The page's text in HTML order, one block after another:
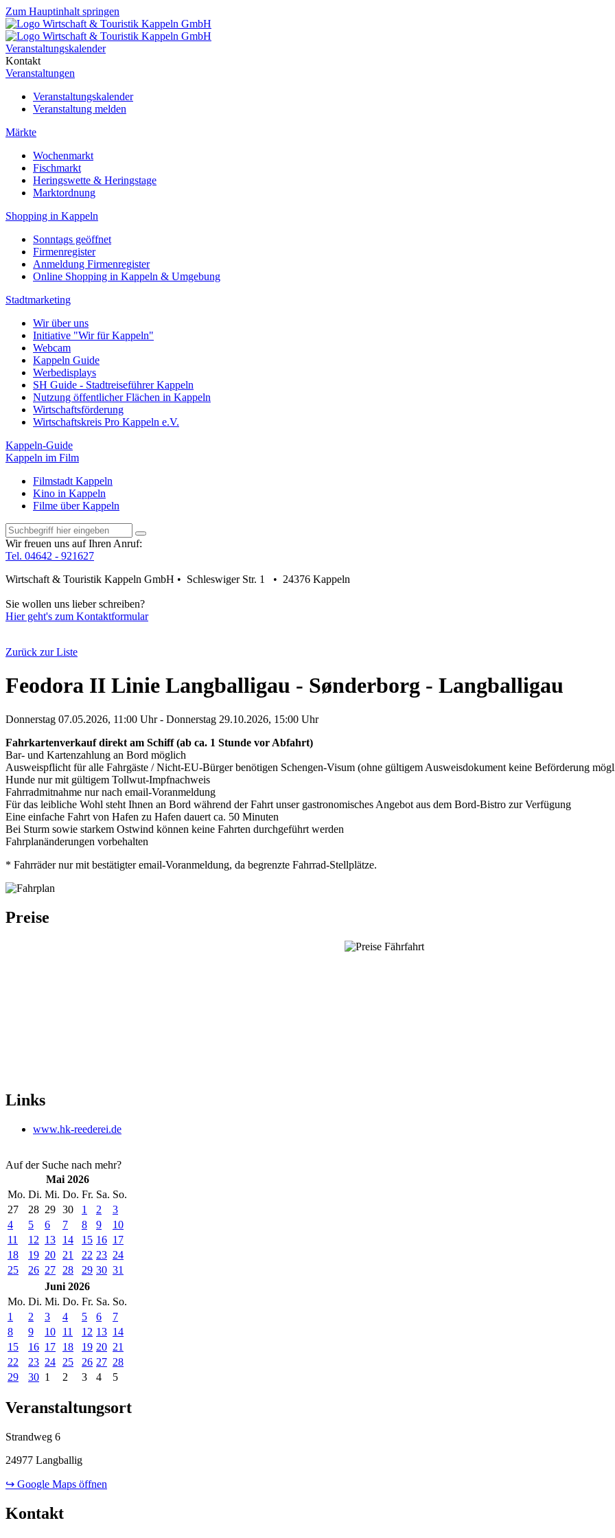
Zum Hauptinhalt springen
Veranstaltungskalender
Kontakt
Veranstaltungen
Veranstaltungskalender
Veranstaltung melden
Märkte
Wochenmarkt
Fischmarkt
Heringswette & Heringstage
Marktordnung
Shopping in Kappeln
Sonntags geöffnet
Firmenregister
Anmeldung Firmenregister
Online Shopping in Kappeln & Umgebung
Stadtmarketing
Wir über uns
Initiative "Wir für Kappeln"
Webcam
Kappeln Guide
Werbedisplays
SH Guide - Stadtreiseführer Kappeln
Nutzung öffentlicher Flächen in Kappeln
Wirtschaftsförderung
Wirtschaftskreis Pro Kappeln e.V.
Kappeln-Guide
Kappeln im Film
Filmstadt Kappeln
Kino in Kappeln
Filme über Kappeln
Wir freuen uns auf Ihren Anruf:
Tel. 04642 - 921627
Wirtschaft & Touristik Kappeln GmbH • Schleswiger Str. 1 • 24376 Kappeln
Sie wollen uns lieber schreiben?
Hier geht's zum Kontaktformular
Zurück zur Liste
Feodora II Linie Langballigau - Sønderborg - Langballigau
Donnerstag 07.05.2026, 11:00 Uhr - Donnerstag 29.10.2026, 15:00 Uhr
Fahrkartenverkauf direkt am Schiff (ab ca. 1 Stunde vor Abfahrt)
Bar- und Kartenzahlung an Bord möglich
Ausweispflicht für alle Fahrgäste / Nicht-EU-Bürger benötigen Schengen-Visum (ohne gültigem Ausweisdokument keine Beförderung
Hunde nur mit gültigem Tollwut-Impfnachweis
Fahrradmitnahme nur nach email-Voranmeldung
Für das leibliche Wohl steht Ihnen an Bord während der Fahrt unser gastronomisches Angebot aus dem Bord-Bistro zur Verfügung
Eine einfache Fahrt von Hafen zu Hafen dauert ca. 50 Minuten
Bei Sturm sowie starkem Ostwind können keine Fahrten durchgeführt werden
Fahrplanänderungen vorbehalten
* Fahrräder nur mit bestätigter email-Voranmeldung, da begrenzte Fahrrad-Stellplätze.
Preise
Links
www.hk-reederei.de
Auf der Suche nach mehr?
Mai 2026
Mo. Di. Mi. Do. Fr. Sa. So.
27
28 29 30 1 2
3
4
5 6 7 8 9
10
11
12 13 14 15 16 17
18
19 20 21 22 23 24
25
26 27 28 29 30 31
Juni 2026
Mo. Di. Mi. Do. Fr. Sa. So.
1
2 3 4 5 6
7
8
9 10 11 12 13 14
15
16 17 18 19 20 21
22
23 24 25 26 27 28
29
30 1 2 3 4 5
Veranstaltungsort
Strandweg 6
24977 Langballig
↪ Google Maps öffnen
Kontakt